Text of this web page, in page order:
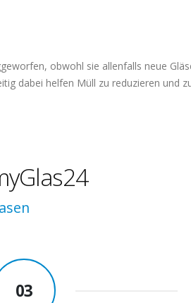
obwohl sie allenfalls neue
dabei helfen Müll zu reduzieren und
03